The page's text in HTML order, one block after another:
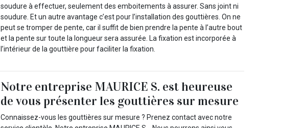
soudure à effectuer, seulement des emboitements à assurer. Sans joint ni
soudure. Et un autre avantage c’est pour l’installation des gouttières. On ne
peut se tromper de pente, car il suffit de bien prendre la pente à l’autre bout
et la pente sur toute la longueur sera assurée. La fixation est incorporée à
l’intérieur de la gouttière pour faciliter la fixation.
Notre entreprise MAURICE S. est heureuse
de vous présenter les gouttières sur mesure
Connaissez-vous les gouttières sur mesure ? Prenez contact avec notre